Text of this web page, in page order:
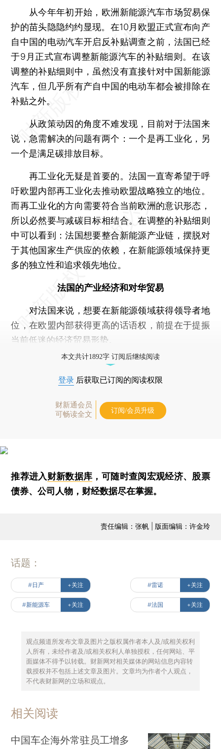
从今年年初开始，欧洲新能源汽车市场贸易保
护的苗头隐隐约约显现。在10月欧盟正式宣布向产
自中国的电动汽车开启反补贴调查之前，法国已经
于9月正式宣布调整新能源汽车的补贴细则。在该
调整的补贴细则中，虽然没有直接针对中国新能源
汽车，但几乎所有产自中国的电动车都会被排除在
补贴之外。
从政策动因的角度不难发现，目前对于法国来
说，急需解决的问题有两个：一个是再工业化，另
一个是满足碳排放目标。
再工业化无疑是首要的。法国一直寄希望于呼
吁欧盟内部再工业化去推动欧盟战略独立的地位。
而再工业化的方向需要符合当前欧洲的意识形态，
所以必然要与减碳目标相结合。在调整的补贴细则
中可以看到：法国想要整合新能源产业链，摆脱对
于其他国家生产供应的依赖，在新能源领域保持更
多的独立性和追求领先地位。
法国的产业经济和对华贸易
对法国来说，想要在新能源领域获得领导者地
位，在欧盟内部获得更高的话语权，前提在于提振
当前低迷的经济贸易形势。
本文共计1892字 订阅后继续阅读
登录 后获取已订阅的阅读权限
财新通会员
可畅读全文
订阅/会员升级
推荐进入财新数据库 ，可随时查阅宏观经济、股票
债券、公司人物，财经数据尽在掌握。
责任编辑：张帆 | 版面编辑：许金玲
话题：
#日产 +关注 #雷诺 +关注
#新能源车 +关注 #法国 +关注
观点频道所发布文章及图片之版权属作者本人及/或相关权利
人所有，未经作者及/或相关权利人单独授权，任何网站、平
面媒体不得予以转载。财新网对相关媒体的网站信息内容转
载授权并不包括上述文章及图片。文章均为作者个人观点，
不代表财新网的立场和观点。
相关阅读
中国车企海外常驻员工增多